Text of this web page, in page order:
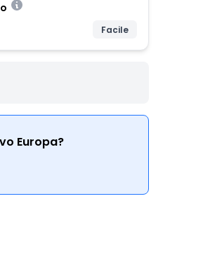
Facile
Europa?